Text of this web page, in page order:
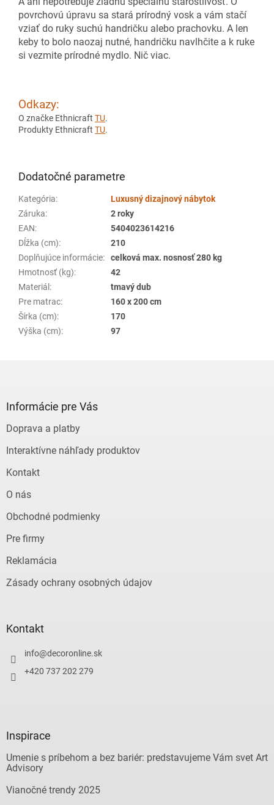
povrchovú úpravu sa stará prírodný vosk a vám stačí
vziať do ruky suchú handričku alebo prachovku. A len
keby to bolo naozaj nutné, handričku navlhčite a k ruke
si vezmite prírodné mydlo. Nič viac.
Odkazy:
O značke Ethnicraft TU.
Produkty Ethnicraft TU.
Dodatočné parametre
Kategória:
Luxusný dizajnový nábytok
Záruka:
2 roky
EAN:
5404023614216
Dĺžka (cm):
210
Doplňujúce informácie:
celková max. nosnosť 280 kg
Hmotnosť (kg):
42
Materiál :
tmavý dub
Pre matrac:
160 x 200 cm
Šírka (cm):
170
Výška (cm): 97
Informácie pre Vás
Doprava a platby
Interaktívne náhľady produktov
Kontakt
O nás
Obchodné podmienky
Pre firmy
Reklamácia
Zásady ochrany osobných údajov
Kontakt
info@decoronline.sk
+420 737 202 279
Inspirace
Umenie s príbehom a bez bariér: predstavujeme Vám svet Art
Advisory
Vianočné trendy 2025